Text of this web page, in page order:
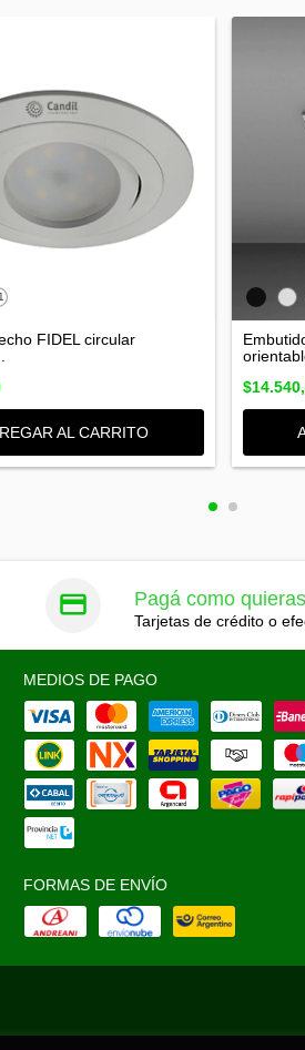
FIDEL circular
AL CARRITO
Pagá como quieras
Tarjetas de crédito o
MEDIOS DE PAGO
FORMAS DE ENVÍO